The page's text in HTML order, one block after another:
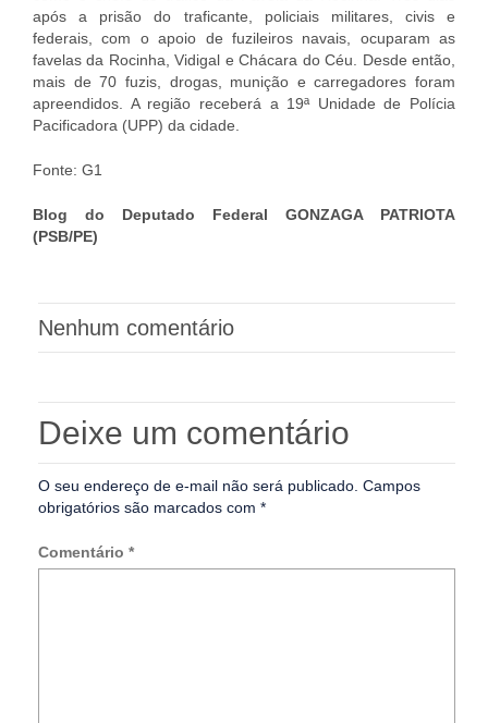
após a prisão do traficante, policiais militares, civis e
federais, com o apoio de fuzileiros navais, ocuparam as
favelas da Rocinha, Vidigal e Chácara do Céu. Desde então,
mais de 70 fuzis, drogas, munição e carregadores foram
apreendidos. A região receberá a 19ª Unidade de Polícia
Pacificadora (UPP) da cidade.
Fonte: G1
Blog do Deputado Federal GONZAGA PATRIOTA
(PSB/PE)
Nenhum comentário
Deixe um comentário
O seu endereço de e-mail não será publicado. Campos
obrigatórios são marcados com *
Comentário *